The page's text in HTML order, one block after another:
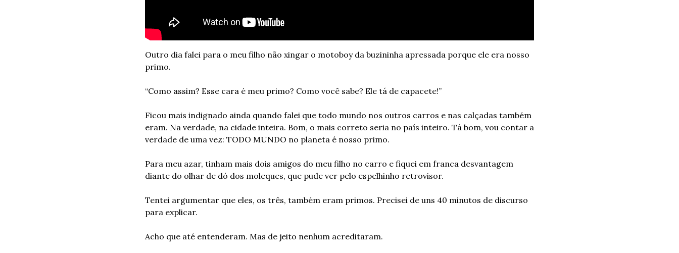
Outro dia falei para o meu filho não xingar o motoboy da buzininha apressada porque ele era nosso
primo.
“Como assim? Esse cara é meu primo? Como você sabe? Ele tá de capacete!”
Ficou mais indignado ainda quando falei que todo mundo nos outros carros e nas calçadas também
eram. Na verdade, na cidade inteira. Bom, o mais correto seria no país inteiro. Tá bom, vou contar a
verdade de uma vez: TODO MUNDO no planeta é nosso primo.
Para meu azar, tinham mais dois amigos do meu filho no carro e fiquei em franca desvantagem
diante do olhar de dó dos moleques, que pude ver pelo espelhinho retrovisor.
Tentei argumentar que eles, os três, também eram primos. Precisei de uns 40 minutos de discurso
para explicar.
Acho que até entenderam. Mas de jeito nenhum acreditaram.